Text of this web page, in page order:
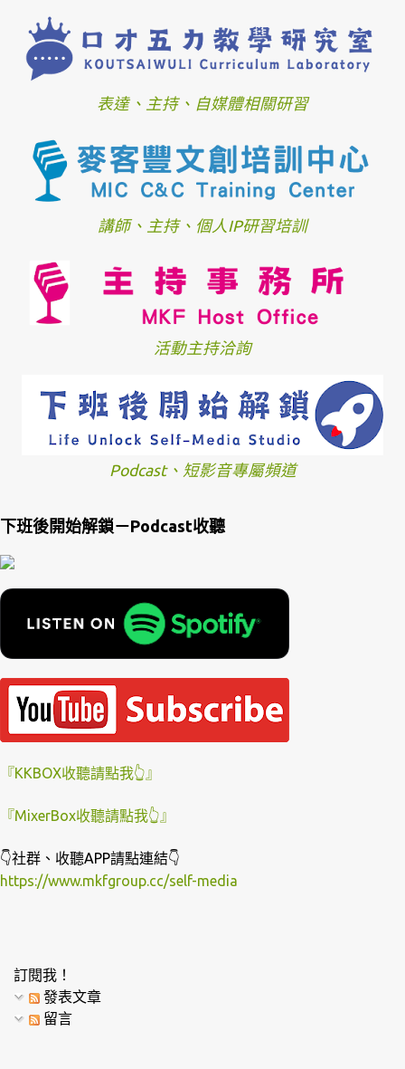
表達、主持、自媒體相關研習
講師、主持、個人IP研習培訓
活動主持洽詢
Podcast、短影音專屬頻道
下班後開始解鎖－Podcast收聽
『KKBOX收聽請點我👆』
『MixerBox收聽請點我👆』
👇社群、收聽APP請點連結👇
https://www.mkfgroup.cc/self-media
訂閱我！
發表文章
留言